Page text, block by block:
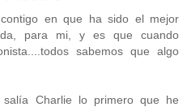
en que ha sido el mejor
para mi, y es que cuando
sabemos que algo
Charlie lo primero que he